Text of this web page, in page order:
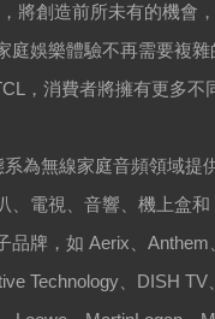
將創造前所未有的機會
庭娛樂體驗不再需要複雜
，消費者將擁有更多不
系為無線家庭音頻領域提
、電視、音響、機上盒和
品牌，如 Aerix Anthem
Technology、 DISH TV、